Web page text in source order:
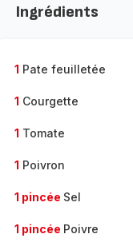
gamme
Ingrédients
1 Pate feuilletée
1 Courgette
1 Tomate
1 Poivron
1 pincée Sel
1 pincée Poivre